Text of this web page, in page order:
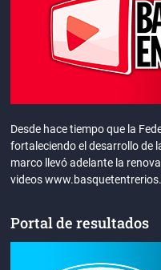
Desde hace tiempo que la
fortaleciendo el desarrollo de
marco llevó adelante la
videos
Portal de resultados